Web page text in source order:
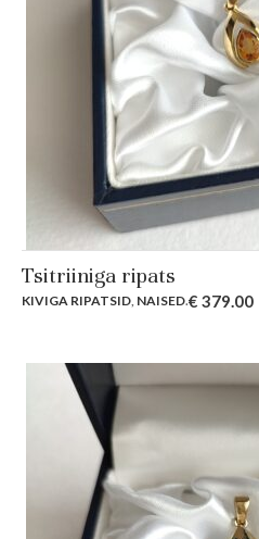
Tsitriiniga ripats
KIVIGA RIPATSID, NAISED.€ 379.00